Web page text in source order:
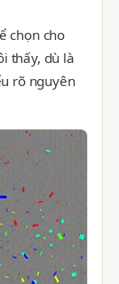
chọn cho
thấy, dù là
rõ nguyên